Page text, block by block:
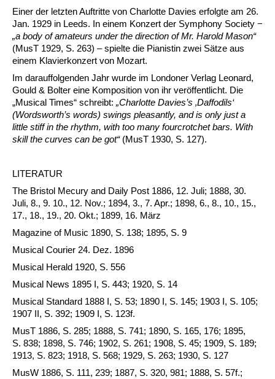
Einer der letzten Auftritte von Charlotte Davies erfolgte am 26.
Jan. 1929 in Leeds. In einem Konzert der Symphony Society −
„a body of amateurs under the direction of Mr. Harold Mason“
(MusT 1929, S. 263) – spielte die Pia­nistin zwei Sätze aus
einem Klavierkonzert von Mozart.
Im darauffolgenden Jahr wurde im Londoner Verlag Leonard,
Gould & Bolter eine Komposition von ihr veröffentlicht. Die
„Musical Times“ schreibt: „Charlotte Davies’s ‚Daffodils‘
(Wordsworth’s words) swings pleasantly, and is only just a
little stiff in the rhythm, with too many fourcrotchet bars. With
skill the curves can be got“ (MusT 1930, S. 127).
LITERATUR
The Bristol Mecury and Daily Post 1886, 12. Juli; 1888, 30.
Juli, 8., 9. 10., 12. Nov.; 1894, 3., 7. Apr.; 1898, 6., 8., 10., 15.,
17., 18., 19., 20. Okt.; 1899, 16. März
Magazine of Music 1890, S. 138; 1895, S. 9
Musical Courier 24. Dez. 1896
Musical Herald 1920, S. 556
Musical News 1895 I, S. 443; 1920, S. 14
Musical Standard 1888 I, S. 53; 1890 I, S. 145; 1903 I, S. 105;
1907 II, S. 392; 1909 I, S. 123f.
MusT 1886, S. 285; 1888, S. 741; 1890, S. 165, 176; 1895,
S. 838; 1898, S. 746; 1902, S. 261; 1908, S. 45; 1909, S. 189;
1913, S. 823; 1918, S. 568; 1929, S. 263; 1930, S. 127
MusW 1886, S. 111, 239; 1887, S. 320, 981; 1888, S. 57f.;